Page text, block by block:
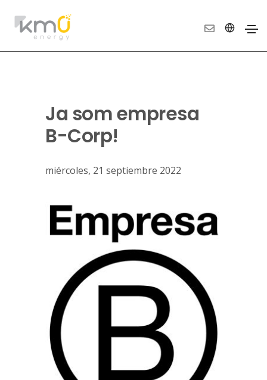
Ja som empresa
B-Corp!
miércoles, 21 septiembre 2022